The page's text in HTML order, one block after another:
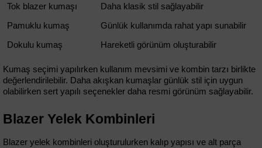
Tok blazer kumaşı Daha klasik stil sağlayabilir
Pamuklu kumaş Günlük kullanımda rahat yapı sunabilir
Dokulu kumaş Hareketli görünüm oluşturabilir
Kumaş seçimi yapılırken kullanım mevsimi ve kombin tarzı birlikte
değerlendirilebilir. Daha akışkan kumaşlar günlük stil için uygun
olabilirken sert yapılı seçenekler daha resmi görünüm sağlayabilir.
Blazer Yelek Kombinleri
Blazer yelek kombinleri oluşturulurken kalıp yapısı ve alt parça